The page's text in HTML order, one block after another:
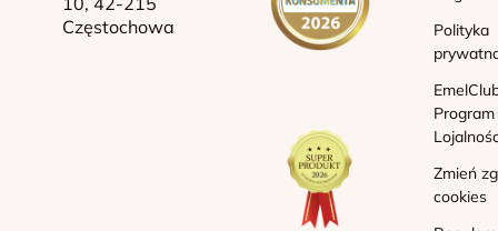
Częstochowa
Polityka
Program
Zmień
cookies